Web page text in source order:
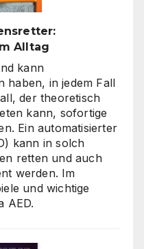
Alltag
kann
haben, in jedem Fall
der theoretisch
kann, sofortige
Ein automatisierter
kann in solch
retten und auch
werden. Im
und wichtige
AED.